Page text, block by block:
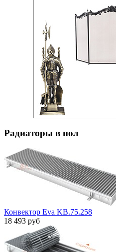
Радиаторы в пол
Конвектор Eva KB.75.258
18 493 руб